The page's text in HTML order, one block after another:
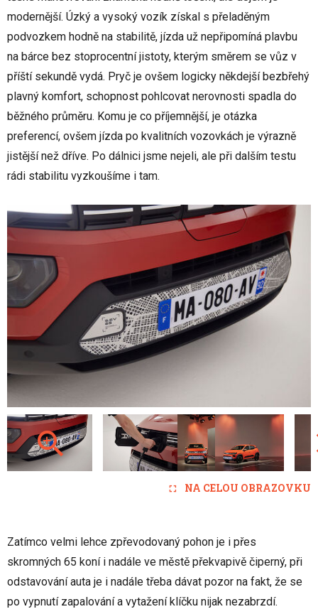
modernější. Úzký a vysoký vozík získal s přeladěným
podvozkem hodně na stabilitě, jízda už nepřipomíná plavbu
na bárce bez stoprocentní jistoty, kterým směrem se vůz v
příští sekundě vydá. Pryč je ovšem logicky někdejší bezbřehý
plavný komfort, schopnost pohlcovat nerovnosti spadla do
běžného průměru. Komu je co příjemnější, je otázka
preferencí, ovšem jízda po kvalitních vozovkách je výrazně
jistější než dříve. Po dálnici jsme nejeli, ale při dalším testu
rádi stabilitu vyzkoušíme i tam.
NA CELOU OBRAZOVKU
Zatímco velmi lehce zpřevodovaný pohon je i přes
skromných 65 koní i nadále ve městě překvapivě čiperný, při
odstavování auta je i nadále třeba dávat pozor na fakt, že se
po vypnutí zapalování a vytažení klíčku nijak nezabrzdí.